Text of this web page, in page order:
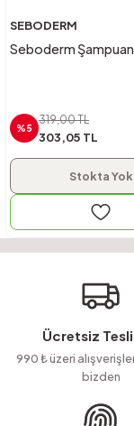
SEBODERM
Seboderm
%5
319,00 TL
303,05 TL
Stokta Yok
Ücretsiz
990 ₺ üzeri
bizden